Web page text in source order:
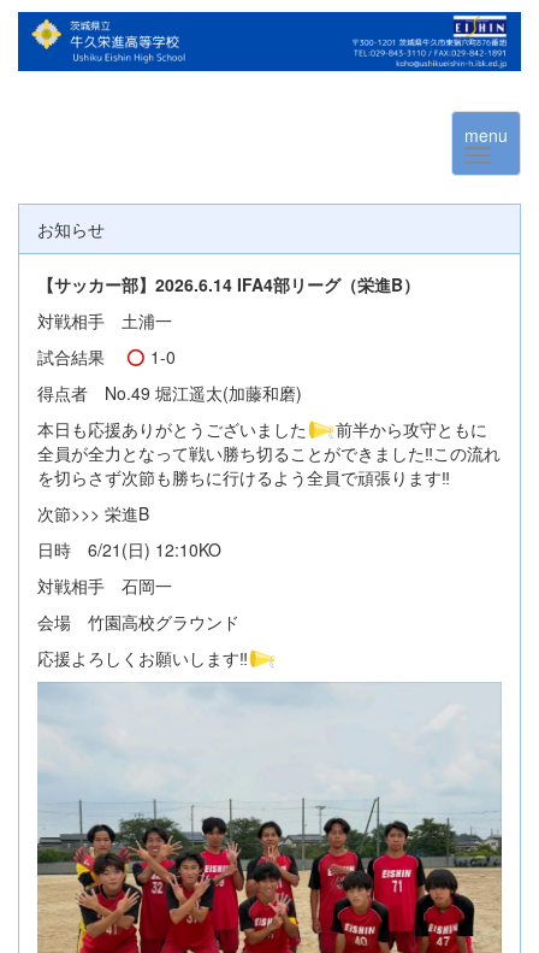
menu
お知らせ
【サッカー部】2026.6.14 IFA4部リーグ（栄進B）
対戦相手 土浦一
試合結果
1-0
得点者 No.49 堀江遥太(加藤和磨)
本日も応援ありがとうございました
前半から攻守ともに
全員が全力となって戦い勝ち切ることができました‼️この流れ
を切らさず次節も勝ちに行けるよう全員で頑張ります‼️
次節>>> 栄進B
日時 6/21(日) 12:10KO
対戦相手 石岡一
会場 竹園高校グラウンド
応援よろしくお願いします‼️